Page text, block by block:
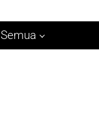
Semua